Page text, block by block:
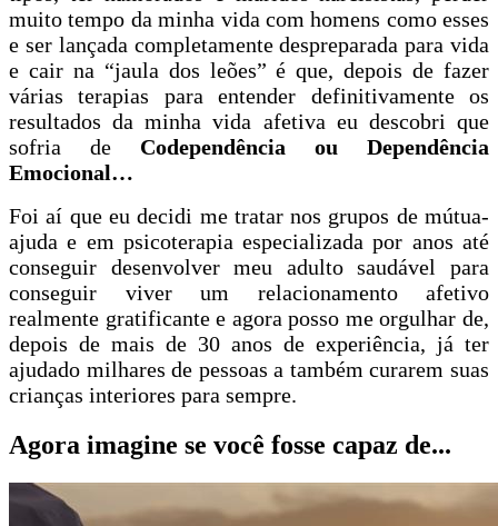
muito tempo da minha vida com homens como esses
e ser lançada completamente despreparada para vida
e cair na “jaula dos leões” é que, depois de fazer
várias terapias para entender definitivamente os
resultados da minha vida afetiva eu descobri que
sofria de Codependência ou Dependência
Emocional…
Foi aí que eu decidi me tratar nos grupos de mútua-
ajuda e em psicoterapia especializada por anos até
conseguir desenvolver meu adulto saudável para
conseguir viver um relacionamento afetivo
realmente gratificante e agora posso me orgulhar de,
depois de mais de 30 anos de experiência, já ter
ajudado milhares de pessoas a também curarem suas
crianças interiores para sempre.
Agora imagine se você fosse capaz de...